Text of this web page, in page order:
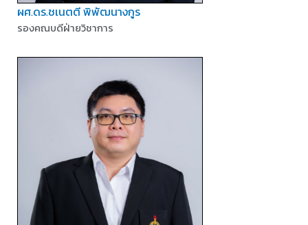
ผศ.ดร.ชเนตตี พิพัฒนางกูร
รองคณบดีฝ่ายวิชาการ